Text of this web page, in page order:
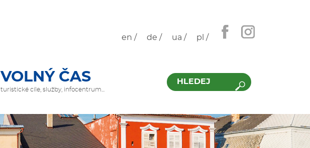
en / de / ua / pl /
VOLNÝ ČAS Hledat